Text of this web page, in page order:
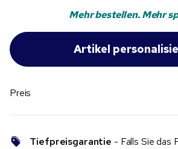
Mehr bestellen. Mehr
Preis
Tiefpreisgarantie - Falls Sie das